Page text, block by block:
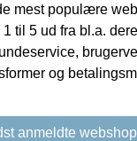
mest populære
til 5 ud fra bl.a.
og
anmeldte